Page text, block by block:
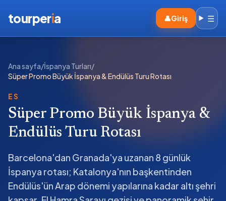
tourperia 👤Giriş ☰
Ana sayfa/İspanya Turları/
Süper Promo Büyük İspanya & Endülüs Turu Rotası
ES
Süper Promo Büyük İspanya &
Endülüs Turu Rotası
Barcelona'dan Granada'ya uzanan 8 günlük
İspanya rotası; Katalonya'nın başkentinden
Endülüs'ün Arap dönemi yapılarına kadar altı şehri